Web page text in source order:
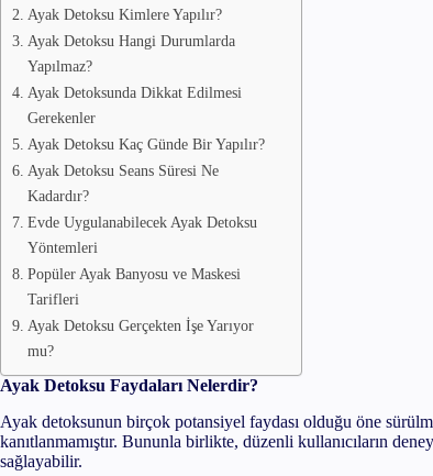
Ayak Detoksu Kimlere Yapılır?
Ayak Detoksu Hangi Durumlarda
Yapılmaz?
Ayak Detoksunda Dikkat Edilmesi
Gerekenler
Ayak Detoksu Kaç Günde Bir Yapılır?
Ayak Detoksu Seans Süresi Ne
Kadardır?
Evde Uygulanabilecek Ayak Detoksu
Yöntemleri
Popüler Ayak Banyosu ve Maskesi
Tarifleri
Ayak Detoksu Gerçekten İşe Yarıyor
mu?
Ayak Detoksu Faydaları Nelerdir?
Ayak detoksunun birçok potansiyel faydası olduğu öne
kanıtlanmamıştır. Bununla birlikte, düzenli kullanıcıların
sağlayabilir.